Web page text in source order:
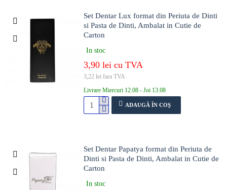
Set Dentar Lux format din Periuta de Dinti
si Pasta de Dinti, Ambalat in Cutie de
Carton
In stoc
3,90 lei cu TVA
3,22 lei fara TVA
Livrare Miercuri 12.08 - Joi 13.08
ADAUGĂ ÎN COŞ
Set Dentar Papatya format din Periuta de
Dinti si Pasta de Dinti, Ambalat in Cutie de
Carton
In stoc